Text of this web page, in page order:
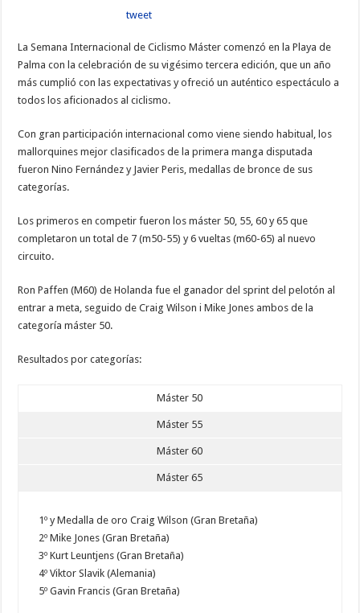
tweet
La Semana Internacional de Ciclismo Máster comenzó en la Playa de
Palma con la celebración de su vigésimo tercera edición, que un año
más cumplió con las expectativas y ofreció un auténtico espectáculo a
todos los aficionados al ciclismo.
Con gran participación internacional como viene siendo habitual, los
mallorquines mejor clasificados de la primera manga disputada
fueron Nino Fernández y Javier Peris, medallas de bronce de sus
categorías.
Los primeros en competir fueron los máster 50, 55, 60 y 65 que
completaron un total de 7 (m50-55) y 6 vueltas (m60-65) al nuevo
circuito.
Ron Paffen (M60) de Holanda fue el ganador del sprint del pelotón al
entrar a meta, seguido de Craig Wilson i Mike Jones ambos de la
categoría máster 50.
Resultados por categorías:
Máster 50
Máster 55
Máster 60
Máster 65
1º y Medalla de oro Craig Wilson (Gran Bretaña)
2º Mike Jones (Gran Bretaña)
3º Kurt Leuntjens (Gran Bretaña)
4º Viktor Slavik (Alemania)
5º Gavin Francis (Gran Bretaña)